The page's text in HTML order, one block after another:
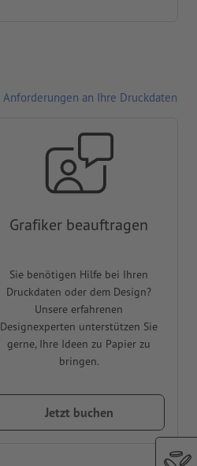
Anforderungen an Ihre Druckdaten
Grafiker beauftragen
Sie benötigen Hilfe bei Ihren
Druckdaten oder dem Design?
Unsere erfahrenen
Designexperten unterstützen Sie
gerne, Ihre Ideen zu Papier zu
bringen.
Jetzt buchen